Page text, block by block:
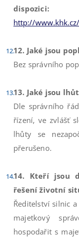
dispozici:
http://
12. Jaké jsou
Bez správního
13. Jaké jsou
Dle správního
řízení, ve zvlášť
lhůty se
přerušeno.
14. Kteří jsou
řešení životní
Ředitelství silnic
majetkový
hospodařit s